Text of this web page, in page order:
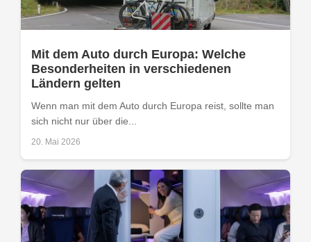
Mit dem Auto durch Europa: Welche
Besonderheiten in verschiedenen
Ländern gelten
Wenn man mit dem Auto durch Europa reist, sollte man
sich nicht nur über die...
20. Mai 2026